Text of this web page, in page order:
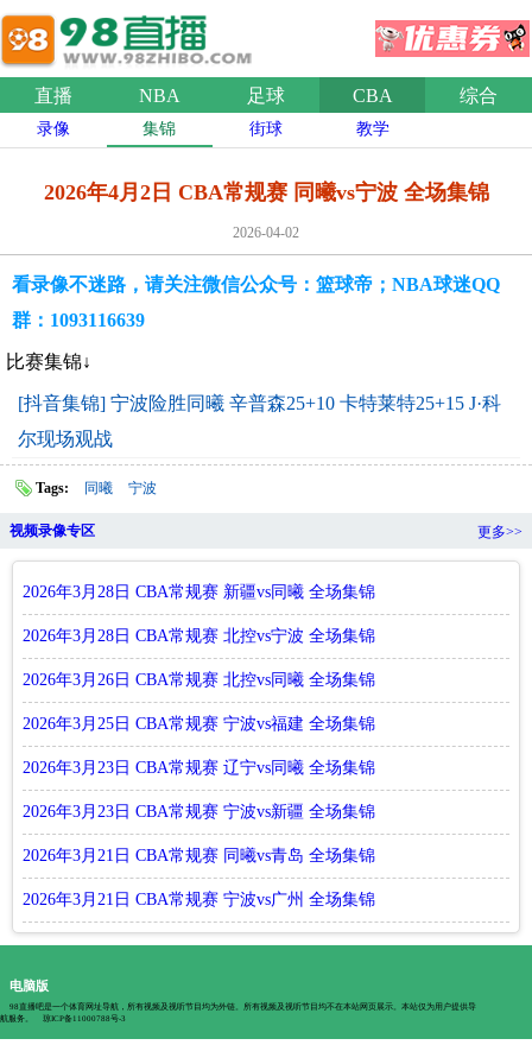
直播 NBA 足球 CBA 综合
录像 集锦 街球 教学
2026年4月2日 CBA常规赛 同曦vs宁波 全场集锦
2026-04-02
看录像不迷路，请关注微信公众号：篮球帝；NBA球迷QQ
群：1093116639
比赛集锦↓
[抖音集锦] 宁波险胜同曦 辛普森25+10 卡特莱特25+15 J·科
尔现场观战
Tags: 同曦 宁波
视频录像专区 更多>>
2026年3月28日 CBA常规赛 新疆vs同曦 全场集锦
2026年3月28日 CBA常规赛 北控vs宁波 全场集锦
2026年3月26日 CBA常规赛 北控vs同曦 全场集锦
2026年3月25日 CBA常规赛 宁波vs福建 全场集锦
2026年3月23日 CBA常规赛 辽宁vs同曦 全场集锦
2026年3月23日 CBA常规赛 宁波vs新疆 全场集锦
2026年3月21日 CBA常规赛 同曦vs青岛 全场集锦
2026年3月21日 CBA常规赛 宁波vs广州 全场集锦
电脑版
98直播吧是一个体育网址导航，所有视频及视听节目均为外链。所有视频及视听节目均不在本站网页展示。本站仅为用户提供导
航服务。
琼ICP备11000788号-3